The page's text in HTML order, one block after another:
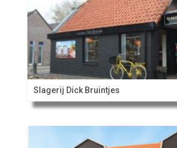
Slagerij Dick Bruintjes